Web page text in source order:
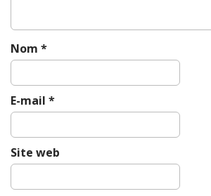
Nom *
E-mail *
Site web